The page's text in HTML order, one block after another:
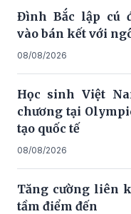
Đình Bắc lập cú
vào bán kết với
08/08/2026
Học sinh Việt
chương tại
tạo quốc tế
08/08/2026
Tăng cường liên
tầm điểm đến